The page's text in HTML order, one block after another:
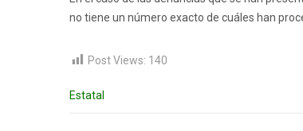
no tiene un número exacto de cuáles han
Post Views: 140
Estatal